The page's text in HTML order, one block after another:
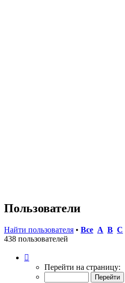
Пользователи
Найти пользователя • Все A B C
438 пользователей
Перейти на страницу: